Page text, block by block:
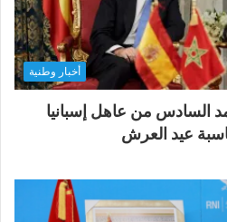
أخبار وطنية
السادس من عاهل إسبانيا
عيد العرش